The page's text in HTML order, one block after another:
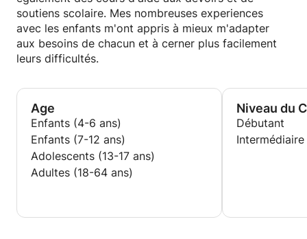
soutiens scolaire. Mes nombreuses experiences
avec les enfants m'ont appris à mieux m'adapter
aux besoins de chacun et à cerner plus facilement
leurs difficultés.
Age
Enfants (4-6 ans)
Enfants (7-12 ans)
Adolescents (13-17 ans)
Adultes (18-64 ans)
Niveau du
Débutant
Intermédiaire